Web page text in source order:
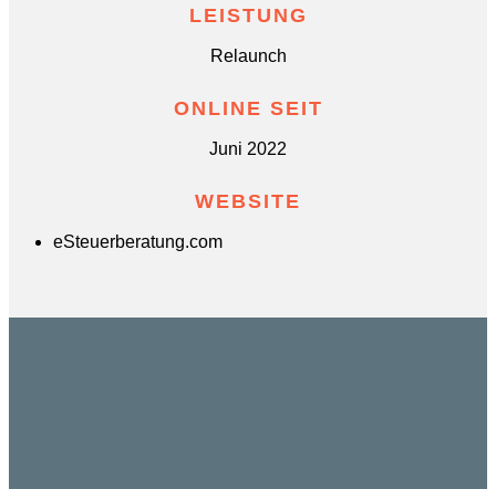
LEISTUNG
Relaunch
ONLINE SEIT
Juni 2022
WEBSITE
eSteuerberatung.com